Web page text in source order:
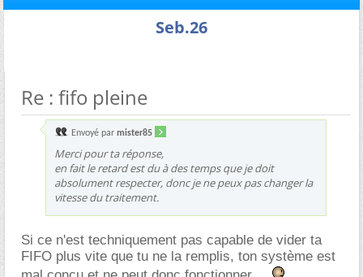
Seb.26
Re : fifo pleine
Envoyé par mister85
Merci pour ta réponse,
en fait le retard est du à des temps que je doit
absolument respecter, donc je ne peux pas changer la
vitesse du traitement.
Si ce n'est techniquement pas capable de vider ta
FIFO plus vite que tu ne la remplis, ton système est